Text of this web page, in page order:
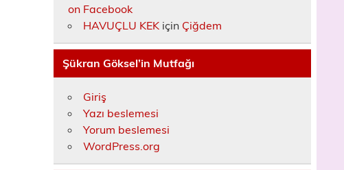
on Facebook
HAVUÇLU KEK için Çiğdem
Şükran Göksel’in Mutfağı
Giriş
Yazı beslemesi
Yorum beslemesi
WordPress.org